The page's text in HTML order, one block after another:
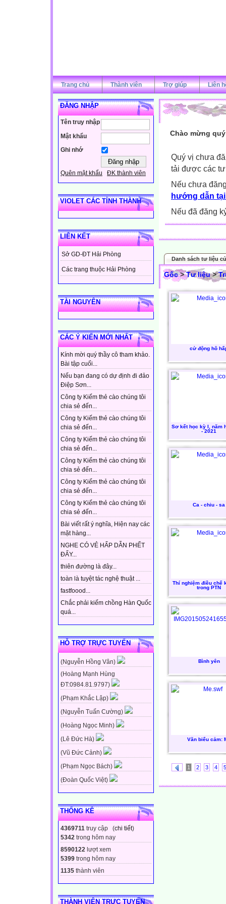
Trang chủ Thành viên Trợ giúp Liên
ĐĂNG NHẬP
Tên truy nhập
Mật khẩu
Ghi nhớ
Quên mật khẩu ĐK thành viên
VIOLET CÁC TỈNH THÀNH
LIÊN KẾT
Sở GD-ĐT Hải Phòng
Các trang thuộc Hải Phòng
TÀI NGUYÊN
CÁC Ý KIẾN MỚI NHẤT
Kính mời quý thầy cô tham khảo.
Bài tập cuối...
Nếu bạn đang có dự định đi đảo
Điệp Sơn...
Công ty Kiếm thẻ cào chúng tôi
chia sẻ đến...
Công ty Kiếm thẻ cào chúng tôi
chia sẻ đến...
Công ty Kiếm thẻ cào chúng tôi
chia sẻ đến...
Công ty Kiếm thẻ cào chúng tôi
chia sẻ đến...
Công ty Kiếm thẻ cào chúng tôi
chia sẻ đến...
Công ty Kiếm thẻ cào chúng tôi
chia sẻ đến...
Bài viết rất ý nghĩa, Hiện nay các
mặt hàng...
NGHE CÓ VẺ HẤP DẪN PHẾT
ĐẤY...
thiên đường là đây...
toàn là tuyệt tác nghệ thuật ...
fastfoood...
Chắc phải kiếm chồng Hàn Quốc
quá...
HỖ TRỢ TRỰC TUYẾN
(Nguyễn Hồng Vân)
(Hoàng Mạnh Hùng
ĐT:0984.81.9797)
(Phạm Khắc Lập)
(Nguyễn Tuấn Cường)
(Hoàng Ngọc Minh)
(Lê Đức Hà)
(Vũ Đức Cảnh)
(Phạm Ngọc Bách)
(Đoàn Quốc Việt)
THỐNG KÊ
4369711 truy cập (chi tiết)
5342 trong hôm nay
8590122 lượt xem
5399 trong hôm nay
1135 thành viên
THÀNH VIÊN TRỰC TUYẾN
Chào mừng
Quý vị chưa
tải được các
Nếu chưa
hướng dẫn
Nếu đã đăng
Danh sách tư liệu
Gốc>Tư liệu>
cử động hô
Sơ kết học kỳ I, năm
- 2021
Ca - chiu - sa
Thí nghiệm điều chế
trong PTN
Bình yên
Văn biểu cảm:
1 2 3 4 5